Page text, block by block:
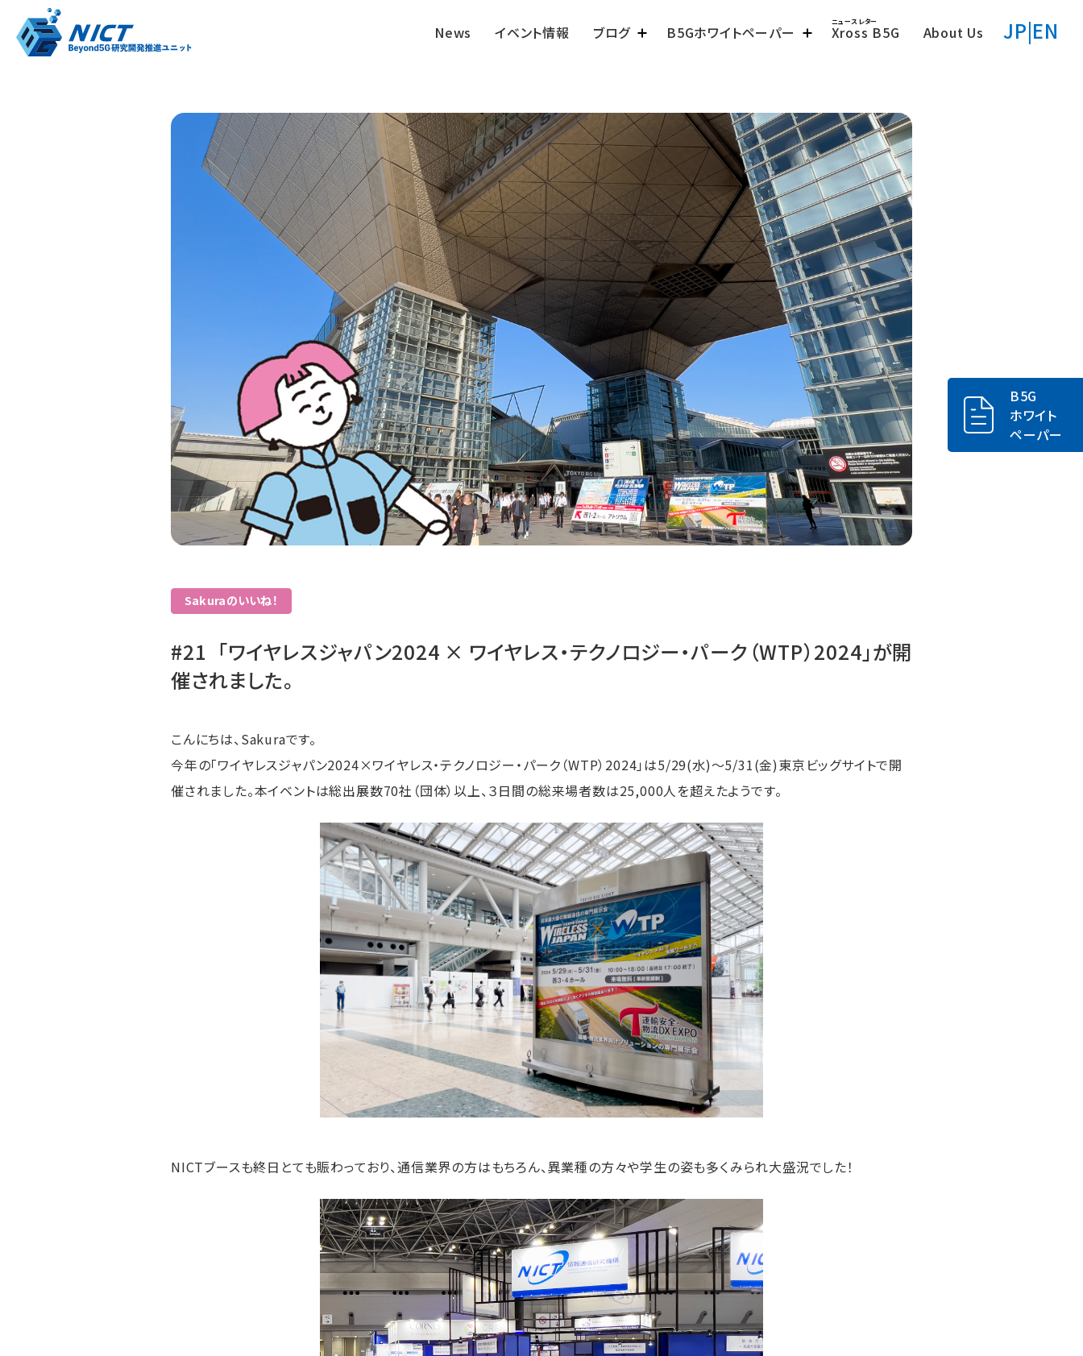
News イベント情報 ブログ B5Gホワイトペーパー Xross B5G About Us JP|EN
B5G
ホワイト
ペーパー
Sakuraのいいね！
#21 「ワイヤレスジャパン2024 × ワイヤレス・テクノロジー・パーク（WTP）2024」が開
催されました。
こんにちは、Sakuraです。
今年の「ワイヤレスジャパン2024×ワイヤレス・テクノロジー・パーク（WTP）2024」は5/29(水)～5/31(金)東京ビッグサイトで開
催されました。本イベントは総出展数70社（団体）以上、３日間の総来場者数は25,000人を超えたようです。
NICTブースも終日とても賑わっており、通信業界の方はもちろん、異業種の方々や学生の姿も多くみられ大盛況でした！